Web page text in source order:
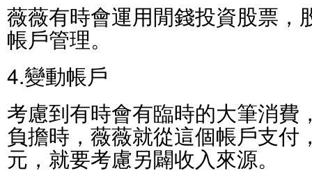
薇薇有時會運用閒錢投資股票，
帳戶管理。
4.變動帳戶
考慮到有時會有臨時的大筆消費
負擔時，薇薇就從這個帳戶支付
元，就要考慮另闢收入來源。